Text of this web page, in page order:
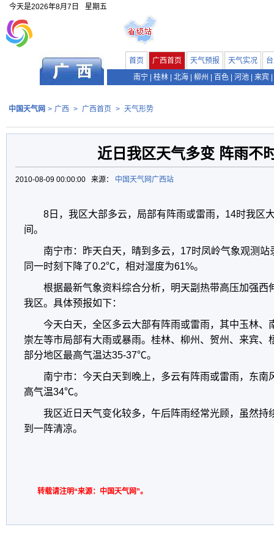
今天是2026年8月7日 星期五
首页 广西首页 天气预报 天气实况
南宁
桂林 北海 柳州 百色 河池 来宾
中国天气网 > 广西 > 广西首页 > 天气形势
近日我区天气多变 阵雨不
2010-08-09 00:00:00 来源： 中国天气网广西站
8日，我区大部多云，局部有阵雨或雷雨，14时我区
间。
南宁市：昨天白天，晴到多云，17时凤岭气象观测
同一时刻下降了0.2℃，相对湿度为61%。
根据最新气象资料综合分析，明天副热带高压加强西
我区。具体预报如下：
今天白天，全区多云大部有阵雨或雷雨，其中玉林、
崇左等市局部有大雨或暴雨。桂林、柳州、贺州、来宾、
部分地区最高气温达35-37℃。
南宁市：今天白天到晚上，多云有阵雨或雷雨，东
高气温34℃。
我区近日天气变化较多，午后阵雨经常光顾，虽然持
到一阵清凉。
转载请注明“来源：中国天气网”。